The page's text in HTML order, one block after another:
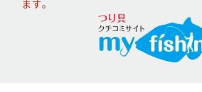
ます。